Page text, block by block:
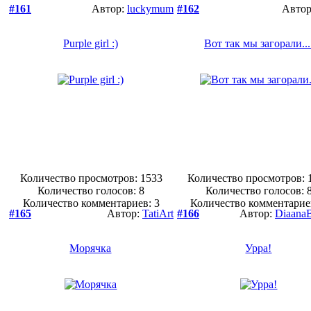
#161 Автор: luckymum
Purple girl :)
Количество просмотров: 1533
Количество голосов:8
Количество комментариев: 3
#162
Вот так мы
Количество просмотров:
Количество голосов:
Количество
#165
Автор: TatiArt
Морячка
#166 Автор:
Урра!